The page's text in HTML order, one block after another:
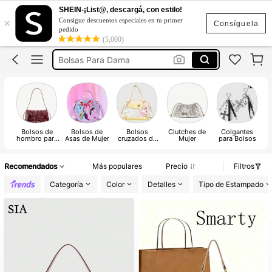
Consíguela
×
SHEIN-¡List@, descargá, con estilo!
Consigue descuentos especiales en tu primer
pedido
(5,000)
Carteras Para Mujer
Mochilas
Bolsas Para Dama
Bolsos
Carteras Para Mujer
Mochilas
Bolsos de
hombro para
Bolsos de
Asas de Mujer
Bolsos
cruzados de
Clutches de
Mujer
Colgantes
para Bolsos
Recomendados Más populares Precio
Filtros
Categoría
Color Detalles Tipo de Estampado